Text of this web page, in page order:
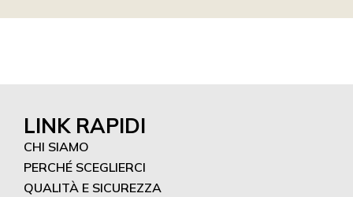
LINK RAPIDI
CHI SIAMO
PERCHÉ SCEGLIERCI
QUALITÀ E SICUREZZA